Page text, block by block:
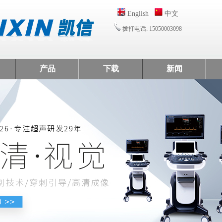
English 中文
拨打电话: 15050003098
产品 下载 新闻